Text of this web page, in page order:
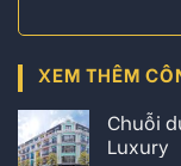
XEM THÊM
Chuỗi
Luxury